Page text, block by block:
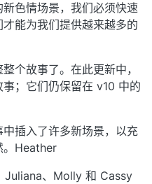
色情场景，我们必须快速
能为我们提供越来越多的
个故事了。在此更新中，
；它们仍保留在 v10 中的
插入了许多新场景，以充
。Heather
Juliana、Molly 和 Cassy